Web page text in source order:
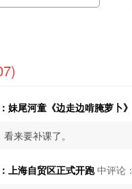
妹尾河童《边走边啃腌萝卜》
来要补课了。
上海自贸区正式开跑中评论：